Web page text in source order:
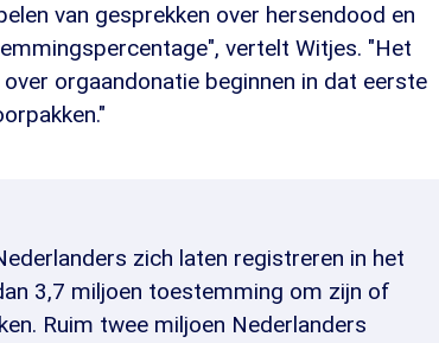
van gesprekken over hersendood en
vertelt Witjes. "Het
orgaandonatie beginnen in dat eerste
zich laten registreren in het
3,7 miljoen toestemming om zijn of
Ruim twee miljoen Nederlanders